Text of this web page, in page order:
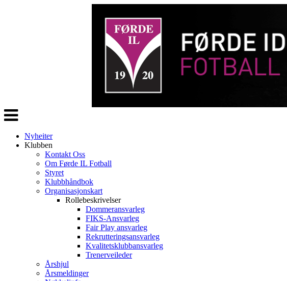
Veksle
navigasjon
Nyheiter
Klubben
Kontakt Oss
Om Førde IL Fotball
Styret
Klubbhåndbok
Organisasjonskart
Rollebeskrivelser
Dommeransvarleg
FIKS-Ansvarleg
Fair Play ansvarleg
Rekrutteringsansvarleg
Kvalitetsklubbansvarleg
Trenerveileder
Årshjul
Årsmeldinger